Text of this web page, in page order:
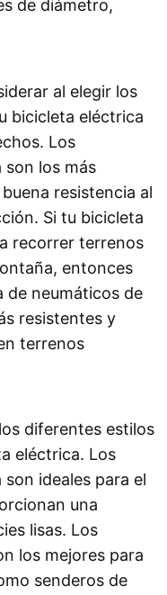
de diámetro,
al elegir los
bicicleta eléctrica
Los
los más
resistencia al
Si tu bicicleta
recorrer terrenos
entonces
de neumáticos de
resistentes y
terrenos
diferentes estilos
eléctrica. Los
ideales para el
una
lisas. Los
los mejores para
senderos de